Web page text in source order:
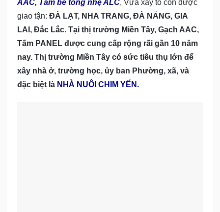
AAC, Tấm bê tông nhẹ ALC, Vữa xây tô còn được
giao tận: ĐÀ LẠT, NHA TRANG, ĐÀ NẴNG, GIA
LAI, Đắc Lắc. Tại thị trường Miền Tây, Gạch AAC,
Tấm PANEL được cung cấp rộng rãi gần 10 năm
nay. Thị trường Miền Tây có sức tiêu thụ lớn để
xây nhà ở, trường học, ủy ban Phường, xã, và
đặc biệt là NHÀ NUÔI CHIM YẾN.